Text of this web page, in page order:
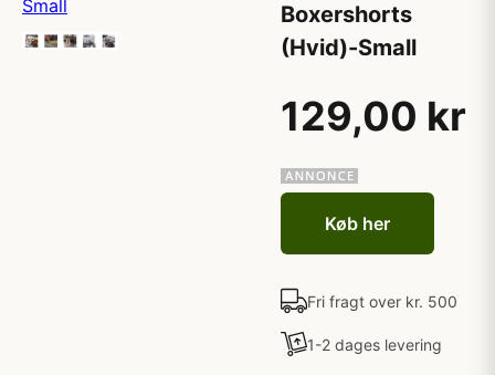
Boxershorts
(Hvid)-Small
129,00 kr
Køb her
Fri fragt over kr. 500
1-2 dages levering